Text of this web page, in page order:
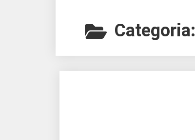
Categoria: